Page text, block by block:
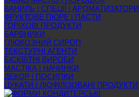
ВАНИЛЬ | СПЕЦІЇ | АРОМАТИЗАТОРИ
ФРУКТОВЕ ПЮРЕ | ПАСТИ
ГОРІХОВІ ПРОДУКТИ
БАРВНИКИ
ГЛЮКОЗНИЙ СИРОП
ТЕКСТУРНІ АГЕНТИ
БІСКВІТНІ ВИРОБИ
МАСТІКА | НАЧИНКИ
ДЕКОР | ПОСИПКИ
ЦУКАТИ | ЛІОФІЛІЗОВАНІ ПРОДУКТИ